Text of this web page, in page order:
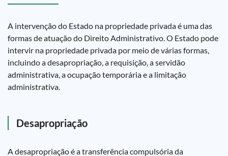
A intervenção do Estado na propriedade privada é uma das
formas de atuação do Direito Administrativo. O Estado pode
intervir na propriedade privada por meio de várias formas,
incluindo a desapropriação, a requisição, a servidão
administrativa, a ocupação temporária e a limitação
administrativa.
Desapropriação
A desapropriação é a transferência compulsória da